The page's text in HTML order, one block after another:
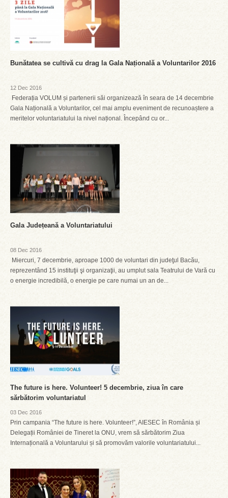
Bunătatea se cultivă cu drag la Gala Națională a Voluntarilor 2016
12 Dec 2016
Federația VOLUM și partenerii săi organizează în seara de 14 decembrie
Gala Națională a Voluntarilor, cel mai amplu eveniment de recunoaștere a
meritelor voluntariatului la nivel național. Începând cu or...
Gala Județeană a Voluntariatului
08 Dec 2016
Miercuri, 7 decembrie, aproape 1000 de voluntari din judeţul Bacău,
reprezentând 15 instituţii şi organizaţii, au umplut sala Teatrului de Vară cu
o energie incredibilă, o energie pe care numai un an de...
The future is here. Volunteer! 5 decembrie, ziua în care
sărbătorim voluntariatul
03 Dec 2016
Prin campania “The future is here. Volunteer!”, AIESEC în România și
Delegații României de Tineret la ONU, vrem să sărbătorim Ziua
Internațională a Voluntarului și să promovăm valorile voluntariatului...